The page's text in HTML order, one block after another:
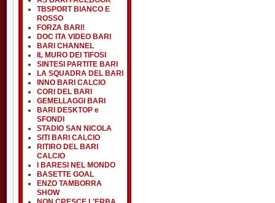
TBSPORT BIANCO E
ROSSO
FORZA BARI!
DOC ITA VIDEO BARI
BARI CHANNEL
IL MURO DEI TIFOSI
SINTESI PARTITE BARI
LA SQUADRA DEL BARI
INNO BARI CALCIO
CORI DEL BARI
GEMELLAGGI BARI
BARI DESKTOP e
SFONDI
STADIO SAN NICOLA
SITI BARI CALCIO
RITIRO DEL BARI
CALCIO
I BARESI NEL MONDO
BASETTE GOAL
ENZO TAMBORRA
SHOW